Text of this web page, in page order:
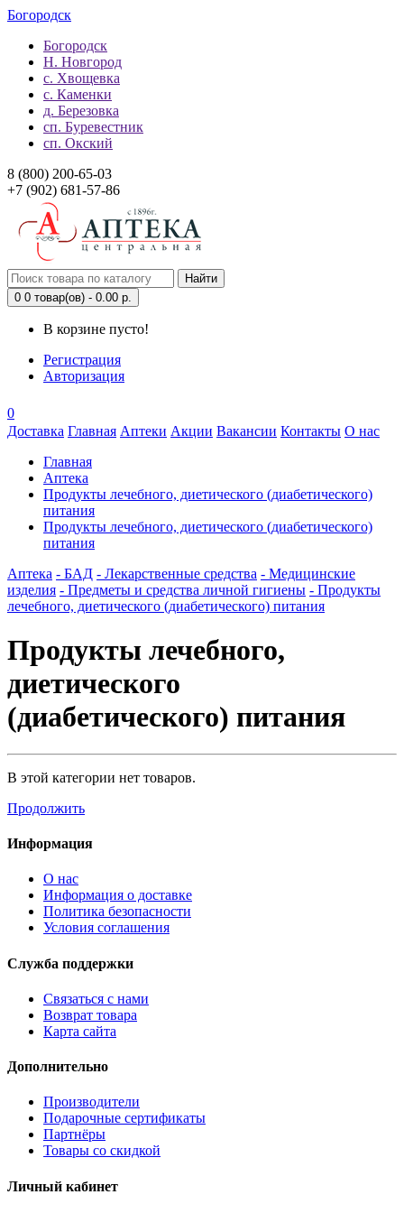
Богородск
Богородск
Н. Новгород
с. Хвощевка
с. Каменки
д. Березовка
сп. Буревестник
сп. Окский
8 (800) 200-65-03
+7 (902) 681-57-86
Найти
0 0 товар(ов) - 0.00 р.
В корзине пусто!
Регистрация
Авторизация
0
Доставка Главная Аптеки Акции Вакансии Контакты О нас
Главная
Аптека
Продукты лечебного, диетического (диабетического)
питания
Продукты лечебного, диетического (диабетического)
питания
Аптека - БАД - Лекарственные средства - Медицинские
изделия - Предметы и средства личной гигиены - Продукты
лечебного, диетического (диабетического) питания
Продукты лечебного,
диетического
(диабетического) питания
В этой категории нет товаров.
Продолжить
Информация
О нас
Информация о доставке
Политика безопасности
Условия соглашения
Служба поддержки
Связаться с нами
Возврат товара
Карта сайта
Дополнительно
Производители
Подарочные сертификаты
Партнёры
Товары со скидкой
Личный кабинет